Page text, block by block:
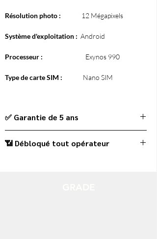
Résolution photo : 12 Mégapixels
Système d'exploitation : Android
Processeur : Exynos 990
Type de carte SIM : Nano SIM
✅ Garantie de 5 ans
📶 Débloqué tout opérateur